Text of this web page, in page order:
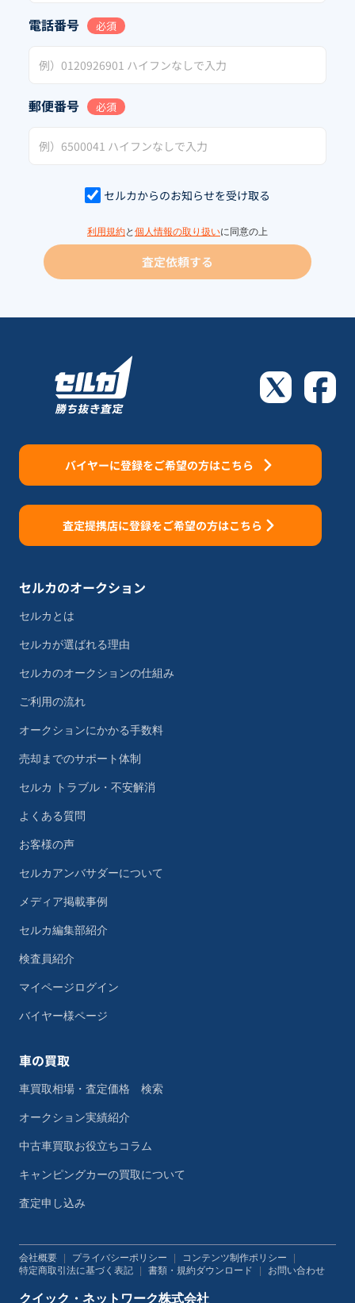
電話番号 必須
郵便番号 必須
セルカからのお知らせを受け取る
利用規約と 個人情報の取り扱いに同意の上
査定依頼する
バイヤーに登録をご希望の方はこちら
査定提携店に登録をご希望の方はこちら
セルカのオークション
セルカとは
セルカが選ばれる理由
セルカのオークションの仕組み
ご利用の流れ
オークションにかかる手数料
売却までのサポート体制
セルカ トラブル・不安解消
よくある質問
お客様の声
セルカアンバサダーについて
メディア掲載事例
セルカ編集部紹介
検査員紹介
マイページログイン
バイヤー様ページ
車の買取
車買取相場・査定価格 検索
オークション実績紹介
中古車買取お役立ちコラム
キャンピングカーの買取について
査定申し込み
会社概要 プライバシーポリシー コンテンツ制作ポリシー
特定商取引法に基づく表記
書類・規約ダウンロード お問い合わせ
クイック・ネットワーク株式会社